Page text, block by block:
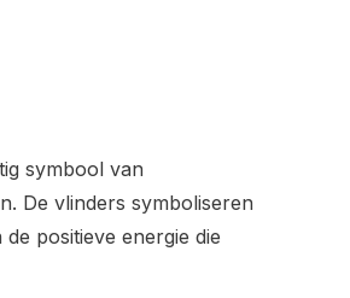
symbool van
De vlinders symboliseren
positieve energie die